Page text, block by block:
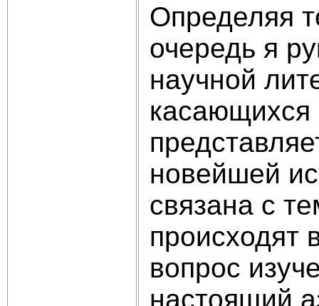
Определяя
очередь я
научной
касающихся
новейшей
связана с
происходят
вопрос
настоящий